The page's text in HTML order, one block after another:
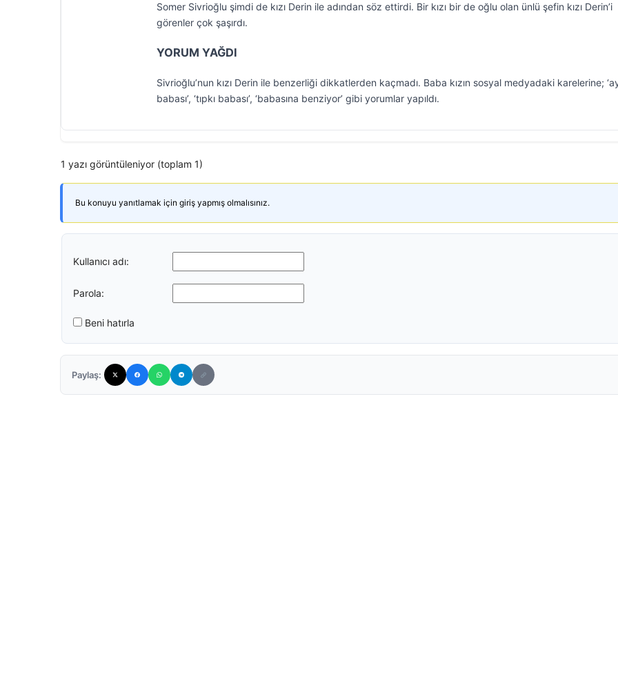
Somer Sivrioğlu şimdi de kızı Derin ile adından söz ettirdi. Bir kızı bir de oğlu olan ünlü şefin kızı Derin’i
görenler çok şaşırdı.
YORUM YAĞDI
Sivrioğlu’nun kızı Derin ile benzerliği dikkatlerden kaçmadı. Baba kızın sosyal medyadaki karelerine;
babası’, ‘tıpkı babası’, ‘babasına benziyor’ gibi yorumlar yapıldı.
1 yazı görüntüleniyor (toplam 1)
Bu konuyu yanıtlamak için giriş yapmış olmalısınız.
Kullanıcı adı:
Parola:
Beni hatırla
Paylaş: